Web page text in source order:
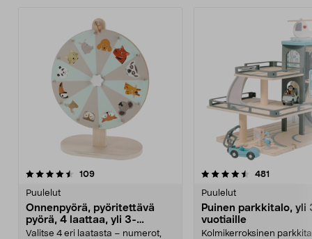
109arvostelut
Puulelut
Onnenpyörä, pyöritettävä
pyörä, 4 laattaa, yli 3-
vuotiaille
Valitse 4 eri laatasta – numerot,
4.5 viidestä
481
Puulelut
Puinen parkkitalo, yli
vuotiaille
Kolmikerroksinen
4.5 viidestä